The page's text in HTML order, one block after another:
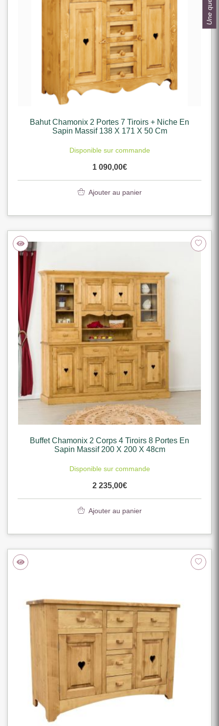
Bahut Chamonix 2 Portes 7 Tiroirs + Niche En
Sapin Massif 138 X 171 X 50 Cm
Disponible sur commande
1 090,00€
Ajouter au panier
Buffet Chamonix 2 Corps 4 Tiroirs 8 Portes En
Sapin Massif 200 X 200 X 48cm
Disponible sur commande
2 235,00€
Ajouter au panier